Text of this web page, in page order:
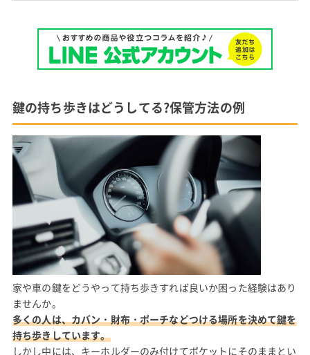
鍵の持ち歩きはどうしてる?保管方法の例
家や車の鍵をどうやって持ち歩きすれば良いか困った経験はあり
ませんか。
多くの人は、カバン・財布・ポーチなどつける場所を決めて鍵を
持ち歩きしています。
しかし中には、キーホルダーのみ付けてポケットにそのままとい